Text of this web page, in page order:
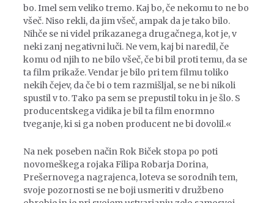
bo. Imel sem veliko tremo. Kaj bo, če nekomu to ne bo
všeč. Niso rekli, da jim všeč, ampak da je tako bilo.
Nihče se ni videl prikazanega drugačnega, kot je, v
neki zanj negativni luči. Ne vem, kaj bi naredil, če
komu od njih to ne bilo všeč, če bi bil proti temu, da se
ta film prikaže. Vendar je bilo pri tem filmu toliko
nekih čejev, da če bi o tem razmišljal, se ne bi nikoli
spustil v to. Tako pa sem se prepustil toku in je šlo. S
producentskega vidika je bil ta film enormno
tveganje, ki si ga noben producent ne bi dovolil.«
Na nek poseben način Rok Biček stopa po poti
novomeškega rojaka Filipa Robarja Dorina,
Prešernovega nagrajenca, loteva se sorodnih tem,
svoje pozornosti se ne boji usmeriti v družbeno